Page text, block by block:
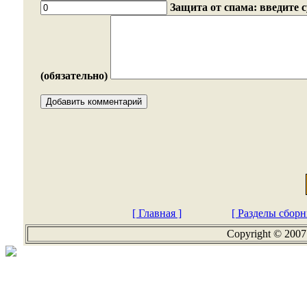
Защита от спама: введите
(обязательно)
[ Главная ]
[ Разделы
Copyright ©